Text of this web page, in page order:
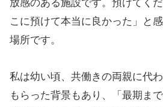
放感のある施設です。預けてく
こに預けて本当に良かった」と
場所です。
私は幼い頃、共働きの両親に代
もらった背景もあり、「最期ま